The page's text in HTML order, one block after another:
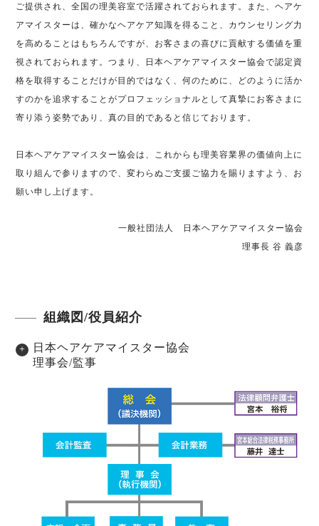
ご提供され、全国の理美容室で活躍されておられます。また、ヘアケ
アマイスターは、確かなヘアケア知識を得ること、カウンセリング力
を高めることはもちろんですが、お客さまの喜びに貢献する価値を重
視されておられます。つまり、日本ヘアケアマイスター協会で認定資
格を取得することだけが目的ではなく、何のために、どのように活か
すのかを追求することがプロフェッショナルとして真摯にお客さまに
寄り添う姿勢であり、真の目的であると信じております。
日本ヘアケアマイスター協会は、これからも理美容業界の価値向上に
取り組んで参りますので、変わらぬご支援ご協力を賜りますよう、お
願い申し上げます。
一般社団法人 日本ヘアケアマイスター協会
理事長 谷 義彦
組織図/役員紹介
日本ヘアケアマイスター協会
理事会/監事